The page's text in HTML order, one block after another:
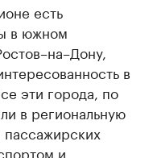
есть
в южном
в
эти города, по
в региональную
и